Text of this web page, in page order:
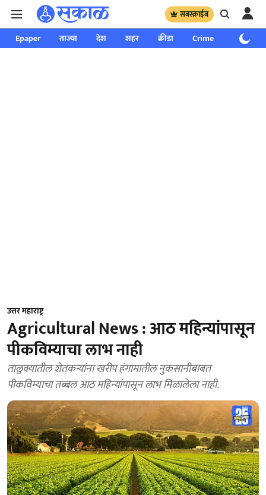
सबस्क्राईब
Epaper ताज्या देश शहर क्रीडा Crime साप्ताहिक
उत्तर महाराष्ट्र
Agricultural News : आठ महिन्यांपासून
पीकविम्याचा लाभ नाही
तालुक्यातील शेतकऱ्यांना खरीप हंगामातील नुकसानीबाबत
पीकविम्याचा तब्बल आठ महिन्यांपासून लाभ मिळालेला नाही.